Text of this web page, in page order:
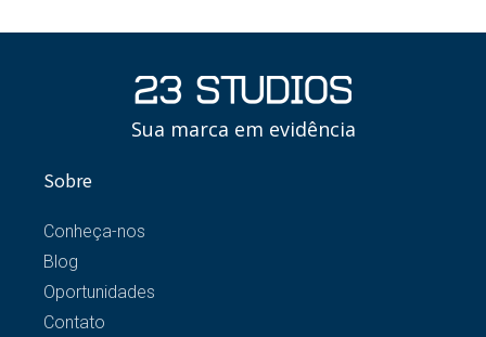
Sua marca em evidência
Sobre
Conheça-nos
Blog
Oportunidades
Contato